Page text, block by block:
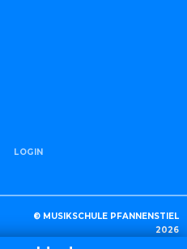
LOGIN
© MUSIKSCHULE PFANNENSTIEL
2026